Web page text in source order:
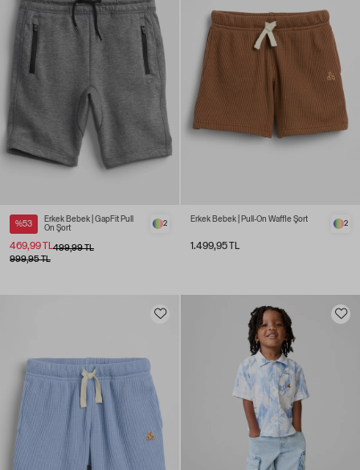
%53
Erkek Bebek | GapFit Pull
On Şort
499,99 TL
469,99 TL
2
999,95 TL
Erkek Bebek | Pull-On Waffle Şort
1.499,95 TL
2